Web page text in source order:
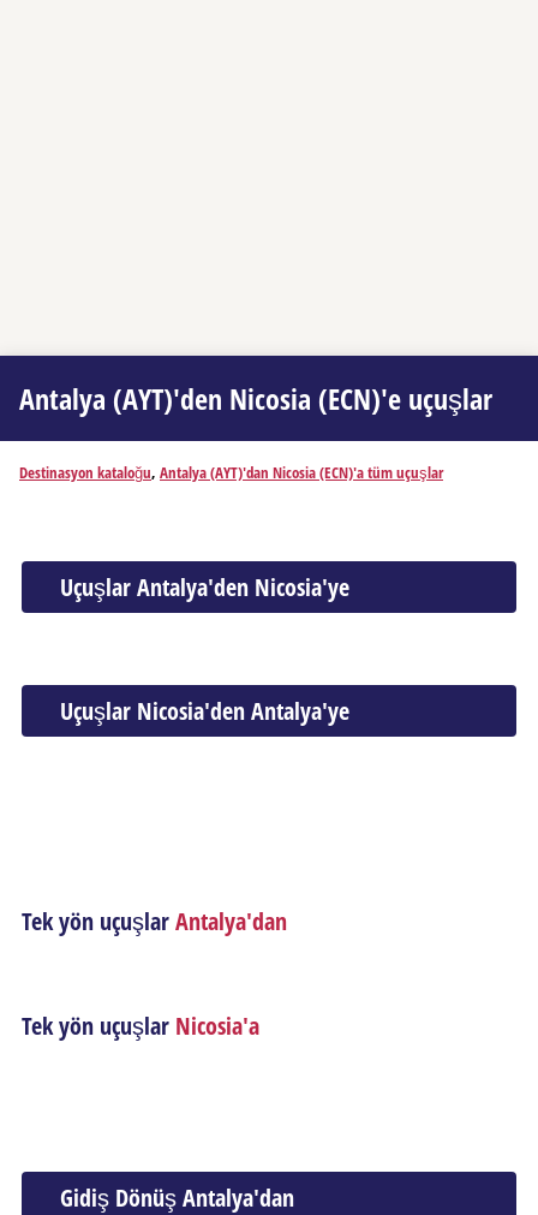
Antalya (AYT)'den Nicosia (ECN)'e uçuşlar
Destinasyon kataloğu, Antalya (AYT)'dan Nicosia (ECN)'a tüm uçuşlar
Uçuşlar Antalya'den Nicosia'ye
Uçuşlar Nicosia'den Antalya'ye
Tek yön uçuşlarAntalya'dan
Tek yön uçuşlar Nicosia'a
Gidiş Dönüş Antalya'dan